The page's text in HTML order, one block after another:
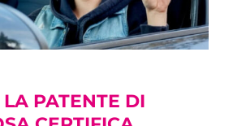
LA PATENTE DI